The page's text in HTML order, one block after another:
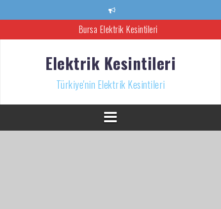
Bursa Elektrik Kesintileri
Türkiye’nin Elektrik Kesintileri Haber Kaynağı
İzmir Elektrik Kesintisi
Elektrik Kesintileri
Türkiye'nin Elektrik Kesintileri